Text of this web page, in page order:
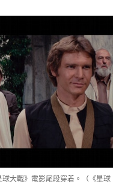
大戰》電影尾段穿着。（《星球